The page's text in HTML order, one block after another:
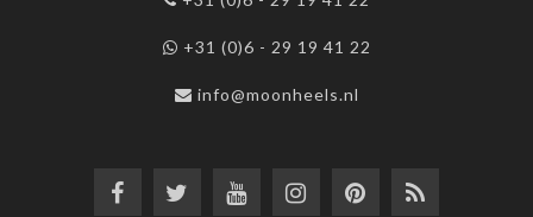
+31 (0)6 - 29 19 41 22
info@moonheels.nl